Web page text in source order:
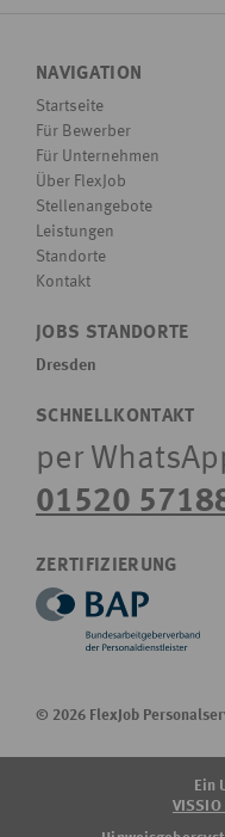
NAVIGATION
Startseite
Für Bewerber
Für Unternehmen
Über FlexJob
Stellenangebote
Leistungen
Standorte
Kontakt
JOBS STANDORTE
Dresden
SCHNELLKONTAKT
per
01520
ZERTIFIZIERUNG
© 2026 FlexJob
Ein
VISSIO